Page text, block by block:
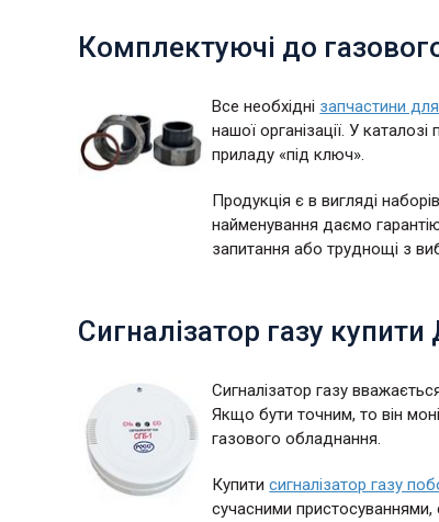
Комплектуючі до
Все необхідні запчастини для
нашої організації. У
приладу «під ключ».
Продукція є в вигляді
найменування даємо
запитання або труднощі з
Сигналізатор газу
Сигналізатор газу
Якщо бути точним, то він
газового обладнання.
Купитисигналізатор газу
сучасними пристосуваннями,